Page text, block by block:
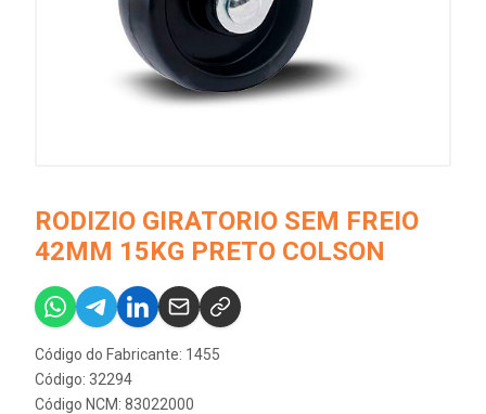
RODIZIO GIRATORIO SEM FREIO
42MM 15KG PRETO COLSON
Código do Fabricante: 1455
Código: 32294
Código NCM: 83022000